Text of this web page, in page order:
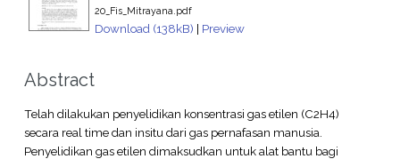
20_Fis_Mitrayana.pdf
Download (138kB) | Preview
Abstract
Telah dilakukan penyelidikan konsentrasi gas etilen (C2H4)
secara real time dan insitu dari gas pernafasan manusia.
Penyelidikan gas etilen dimaksudkan untuk alat bantu bagi